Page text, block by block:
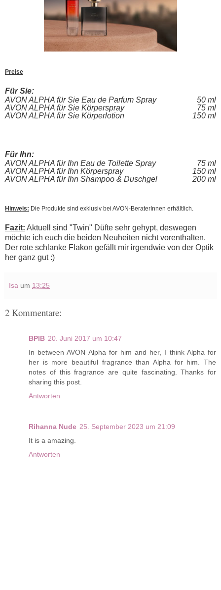
Preise
Für Sie:
AVON ALPHA für Sie Eau de Parfum Spray
AVON ALPHA für Sie Körperspray
AVON ALPHA für Sie Körperlotion
50 ml
75 ml
150 ml
Für Ihn:
AVON ALPHA für Ihn Eau de Toilette Spray
AVON ALPHA für Ihn Körperspray
AVON ALPHA für Ihn Shampoo & Duschgel
75 ml
150 ml
200 ml
Hinweis: Die Produkte sind exklusiv bei AVON-BeraterInnen erhältlich.
Fazit: Aktuell sind "Twin" Düfte sehr gehypt, deswegen
möchte ich euch die beiden Neuheiten nicht vorenthalten.
Der rote schlanke Flakon gefällt mir irgendwie von der Optik
her ganz gut :)
Isa um 13:25
2 Kommentare:
BPIB 20. Juni 2017 um 10:47
In between AVON Alpha for him and her, I think Alpha for
her is more beautiful fragrance than Alpha for him. The
notes of this fragrance are quite fascinating. Thanks for
sharing this post.
Antworten
Rihanna Nude 25. September 2023 um 21:09
It is a amazing.
Antworten